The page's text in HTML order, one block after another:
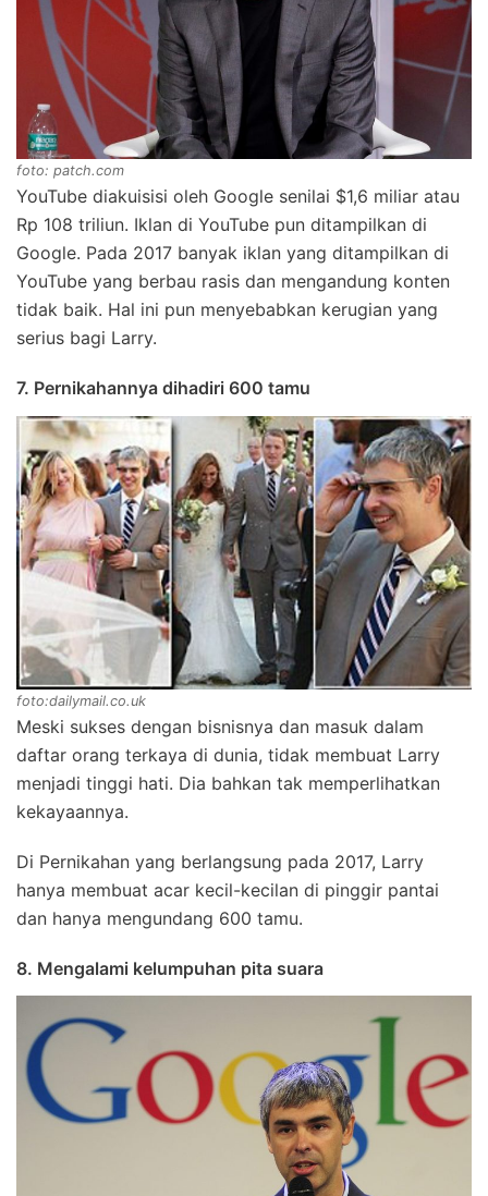
foto: patch.com
YouTube diakuisisi oleh Google senilai $1,6 miliar atau
Rp 108 triliun. Iklan di YouTube pun ditampilkan di
Google. Pada 2017 banyak iklan yang ditampilkan di
YouTube yang berbau rasis dan mengandung konten
tidak baik. Hal ini pun menyebabkan kerugian yang
serius bagi Larry.
7. Pernikahannya dihadiri 600 tamu
foto:dailymail.co.uk
Meski sukses dengan bisnisnya dan masuk dalam
daftar orang terkaya di dunia, tidak membuat Larry
menjadi tinggi hati. Dia bahkan tak memperlihatkan
kekayaannya.
Di Pernikahan yang berlangsung pada 2017, Larry
hanya membuat acar kecil-kecilan di pinggir pantai
dan hanya mengundang 600 tamu.
8. Mengalami kelumpuhan pita suara